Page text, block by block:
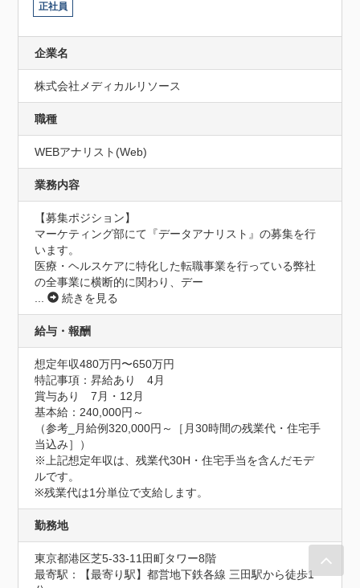
正社員
企業名
株式会社メディカルリソース
職種
WEBアナリスト(Web)
業務内容
【募集ポジション】
マーケティング部にて『データアナリスト』の募集を行
います。
医療・ヘルスケアに特化した転職事業を行っている弊社
の全事業に横断的に関わり、デー
...
続きを見る
給与・報酬
想定年収480万円〜650万円
特記事項：昇給あり　4月
賞与あり　7月・12月
基本給：240,000円～
（参考_月給例320,000円～［月30時間の残業代・住宅手
当込み］）
※上記想定年収は、残業代30H・住宅手当を含んだモデ
ルです。
※残業代は1分単位で支給します。
勤務地
東京都港区芝5-33-11田町タワー8階
最寄駅：【最寄り駅】都営地下鉄各線 三田駅から徒歩1